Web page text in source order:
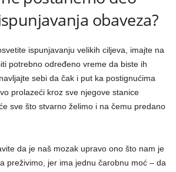
obaveza?
ispunjavanju velikih ciljeva, imajte na
potrebno određeno vreme da biste ih
sebi da čak i put ka postignućima
prolazeći kroz sve njegove stanice
sve što stvarno želimo i na čemu predano
da je naš mozak upravo ono što nam je
preživimo, jer ima jednu čarobnu moć – da